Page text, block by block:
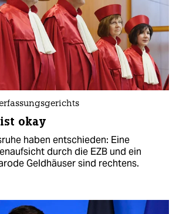
okay
haben entschieden: Eine
durch die EZB und ein
Geldhäuser sind rechtens.